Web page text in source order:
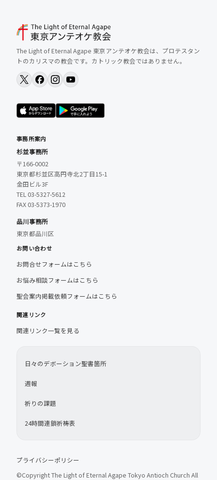
The Light of Eternal Agape 東京アンテオケ教会は、プロテスタン
トのカリスマの教会です。カトリック教会ではありません。
事務所案内
杉並事務所
〒166-0002
東京都杉並区高円寺北2丁目15-1
金田ビル3F
TEL 03-5327-5612
FAX 03-5373-1970
品川事務所
東京都品川区
お問い合わせ
お問合せフォームはこちら
お悩み相談フォームはこちら
聖会案内掲載依頼フォームはこちら
関連リンク
関連リンク一覧を見る
日々のデボーション聖書箇所
週報
祈りの課題
24時間連鎖祈祷表
プライバシーポリシー
©Copyright The Light of Eternal Agape Tokyo Antioch Church All